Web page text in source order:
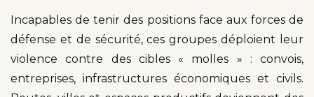
Incapables de tenir des positions face aux forces de
défense et de sécurité, ces groupes déploient leur
violence contre des cibles « molles » : convois,
entreprises, infrastructures économiques et civils.